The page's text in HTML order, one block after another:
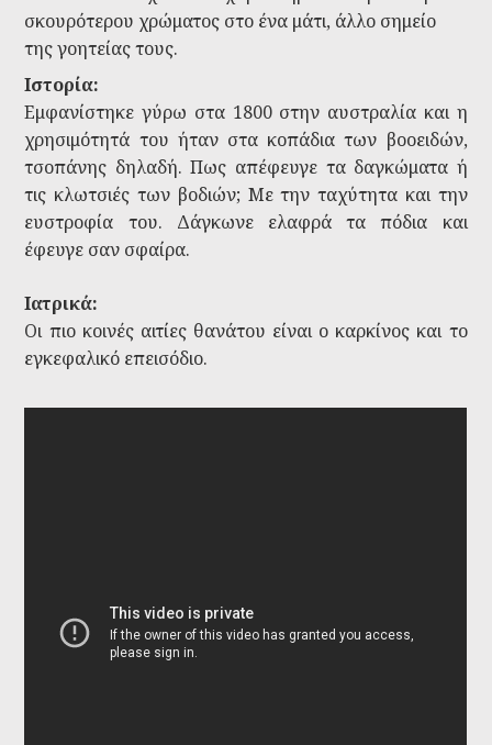
σκουρότερου χρώματος στο ένα μάτι, άλλο σημείο
της γοητείας τους.
Ιστορία:
Εμφανίστηκε γύρω στα 1800 στην αυστραλία και η
χρησιμότητά του ήταν στα κοπάδια των βοοειδών,
τσοπάνης δηλαδή. Πως απέφευγε τα δαγκώματα ή
τις κλωτσιές των βοδιών; Με την ταχύτητα και την
ευστροφία του. Δάγκωνε ελαφρά τα πόδια και
έφευγε σαν σφαίρα.
Ιατρικά:
Οι πιο κοινές αιτίες θανάτου είναι ο καρκίνος και το
εγκεφαλικό επεισόδιο.